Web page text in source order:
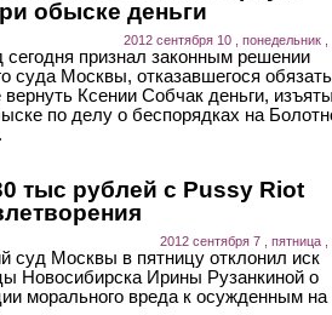
обыске деньги
2012 сентября 10 , понедельник ,
сегодня признал законным решении
суда Москвы, отказавшегося обязать
вернуть Ксении Собчак деньги,
по делу о беспорядках на
тыс рублей с Pussy Riot
2012 сентября 7 , пятница ,
суд Москвы в пятницу отклонил иск
Новосибирска Ирины Рузанкиной о
морального вреда к осужденным на